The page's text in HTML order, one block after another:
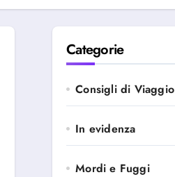
Categorie
Consigli di Viaggio
In evidenza
Mordi e Fuggi